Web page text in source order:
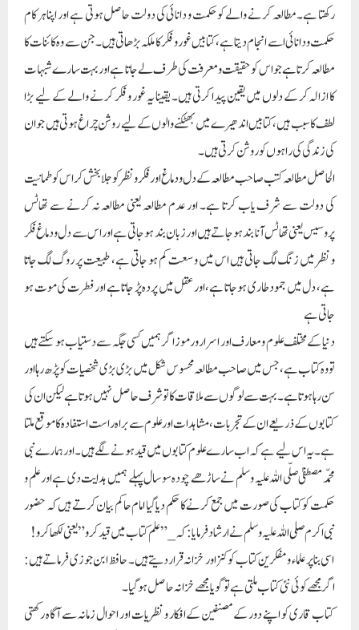
رکھتا ہے۔ مطالعہ کرنے والے کو حکمت و دانائی کی دولت حاصل ہوتی ہے اور اپنا ہر کام
حکمت و دانائی اسے انجام دیتا ہے، کتابیں غور و فکر کا ملکہ بڑھاتی ہیں۔جن سے وہ کائنات کا
مطالعہ کرتا ہے جو اس کو حقیقت و معرفت کی طرف لے جاتا ہے اور بہت سارے شبہات
کا ازالہ کر کے دلوں میں یقین پیدا کرتی ہیں۔ یقینا یہ غور و فکر کرنے والے کے لیے بڑا
لطف کا سبب ہیں، کتابیں اندھیرے میں بھٹکنے والوں کے لیے روشن چراغ ہوتی ہیں جو ان
کی زندگی کی راہوں کو روشن کرتی ہیں۔
الحاصل مطالعہ کتب صاحب مطالعہ کے دل و دماغ اور فکر و نظر کو جلا بخش کر اس کو طمانیت
کی دولت سے شرف یاب کرتا ہے۔ اور عدم مطالعہ یعنی مطالعہ نہ کرنے سے تھاٹس
پروسیس یعنی تھاٹس آنا بند ہو جاتے ہیں اور زبان بند ہو جاتی ہے اور اس سے دل و دماغ فکر
و نظر میں زنگ لگ جاتی ہیں اس میں وسعت کم ہو جاتی ہے، طبیعت پر روگ لگ جاتا
ہے، دل میں جمود طاری ہو جاتا ہے، اور عقل میں پردہ پڑ جاتا ہے اور فطرت کی موت ہو
جاتی ہے
دنیا کے مختلف علوم و معارف اور اسرار و رموز اگر ہمیں کسی جگہ سے دستیاب ہو سکتے ہیں
تو وہ کتاب ہے،جس میں صاحب مطالعہ محسوس شکل میں بڑی بڑی شخصیات کو پڑھ رہااور
سن رہا ہوتا ہے۔بہت سے لوگوں سے ملاقات کا تو شرف حاصل نہیں ہوتا ہے لیکن ان کی
کتابوں کے ذریعے ان کے تجربات،مشاہدات اور علوم سے براہ راست استفادہ کا موقع ملتا
ہے ۔ یہ اس لیے ہے کہ اب سارے علوم کتابوں میں قید ہونے لگے ہیں۔ اور ہمارے نبی
محمّد مصطفیٰ صلّی اللہ علیہ وسلم نے ساڑھے چودہ سو سال پہلے ہمیں ہدایت دی ہےاور علم و
حکمت کو کتاب کی صورت میں جمع کرنے کا حکم دیا گیا امام حاکم بیان کرتے ہیں کہ حضور
نبی اکرم صلی اللہ علیہ وسلم نے ارشاد فرمایا: کہ_” علم کتاب میں قید کرو” یعنی لکھا کرو!
اسی بنا پر علماء و مفکرین کتاب کو کنز اور خزانہ قرار دیتے ہیں۔ حافظ ابن جوزی فرماتے ہیں:
اگر مجھے کوئی نئی کتاب ملتی ہے تو گویا مجھے خزانہ حاصل ہوگیا ۔
کتاب قاری کو اپنے دور کے مصنفین کے افکار و نظریات اور احوال زمانہ سے آگاہ رکھتی